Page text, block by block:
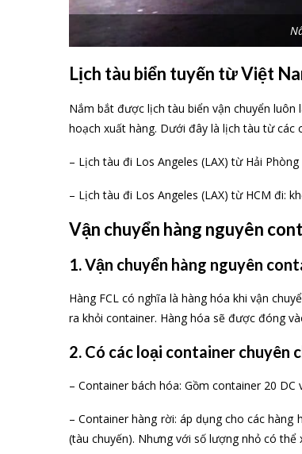
Lịch tàu biển tuyến từ Việt
Nắm bắt được lịch tàu biển vận chuyển luôn
hoạch xuất hàng. Dưới đây là lịch tàu từ các
– Lịch tàu đi Los Angeles (LAX) từ Hải
– Lịch tàu đi Los Angeles (LAX) từ HCM đi:
Vận chuyển hàng nguyên
1. Vận chuyển hàng nguyên
Hàng FCL có nghĩa là hàng hóa khi vận
ra khỏi container. Hàng hóa sẽ được đóng
2. Có các loại container chuyên
– Container bách hóa: Gồm container 20
– Container hàng rời: áp dụng cho các
(tàu chuyến). Nhưng với số lượng nhỏ có